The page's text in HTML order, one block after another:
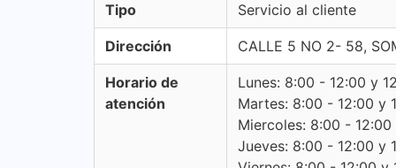
Tipo Servicio al cliente
Dirección CALLE 5 NO 2- 58,
Horario de
atención
Lunes: 8:00 - 12:00 y
Martes: 8:00 - 12:00 y
Miercoles: 8:00 -
Jueves: 8:00 - 12:00 y